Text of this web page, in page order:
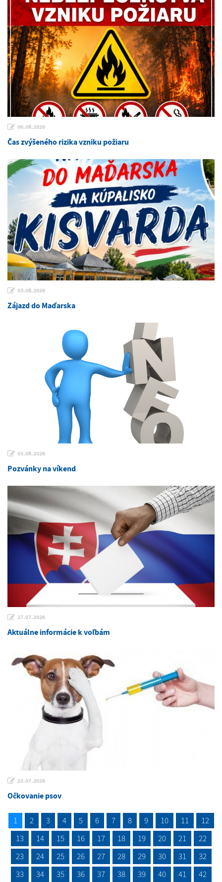
06.08.2026
Čas zvýšeného rizika vzniku požiaru
03.08.2026
Zájazd do Maďarska
03.08.2026
Pozvánky na víkend
27.07.2026
Aktuálne informácie k voľbám
22.07.2026
Očkovanie psov
1 2 3 4 5 6 7 8 9 10 11
12
13
14 15 16 17 18 19 20 21
22
23
24 25 26 27 28 29 30 31
32
33
34 35 36 37 38 39 40 41 42